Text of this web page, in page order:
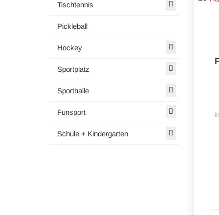
Tischtennis
Pickleball
Hockey
Sportplatz
Sporthalle
Funsport
Schule + Kindergarten